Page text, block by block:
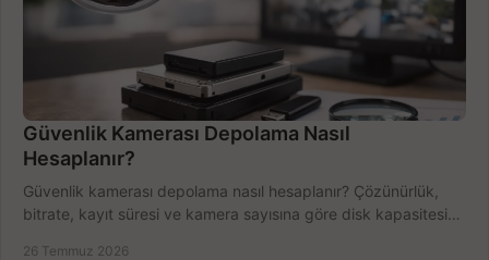
Güvenlik Kamerası Depolama Nasıl
Hesaplanır?
Güvenlik kamerası depolama nasıl hesaplanır? Çözünürlük,
bitrate, kayıt süresi ve kamera sayısına göre disk kapasitesini
26 Temmuz 2026